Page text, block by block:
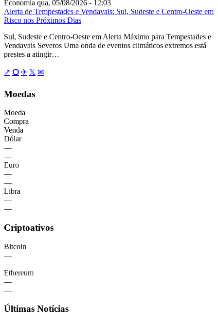
Economia qua, 05/08/2026 - 12:03
Alerta de Tempestades e Vendavais: Sul, Sudeste e Centro-Oeste em
Risco nos Próximos Dias
Sul, Sudeste e Centro-Oeste em Alerta Máximo para Tempestades e
Vendavais Severos Uma onda de eventos climáticos extremos está
prestes a atingir…
↗ ⭘ ✈ 𝕏 ✉
Moedas
Moeda
Compra
Venda
Dólar
—
—
Euro
—
—
Libra
—
—
Criptoativos
Bitcoin
—
—
Ethereum
—
—
Últimas Notícias